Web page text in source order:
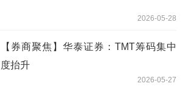
2026-05-28
【券商聚焦】华泰证券：TMT筹码集中
度抬升
2026-05-27